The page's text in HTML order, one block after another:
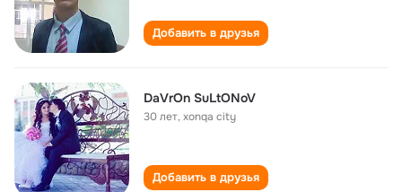
Добавить в друзья
DaVrOn SuLtONoV
30 лет,xonqa city
Добавить в друзья